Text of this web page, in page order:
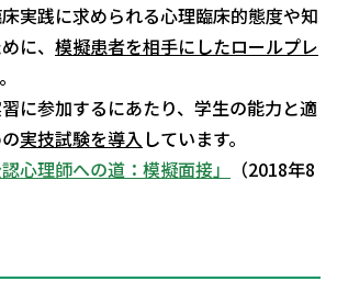
実践に求められる心理臨床的態度や知
に、 模擬患者を相手にしたロールプレ
に参加するにあたり、学生の能力と適
実技試験を導入 しています。
認心理師への道：模擬面接」
（2018年8